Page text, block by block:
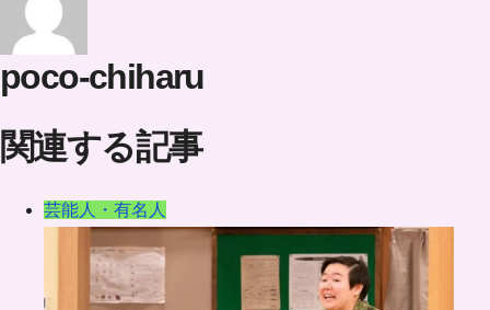
poco-chiharu
関連する記事
芸能人・有名人